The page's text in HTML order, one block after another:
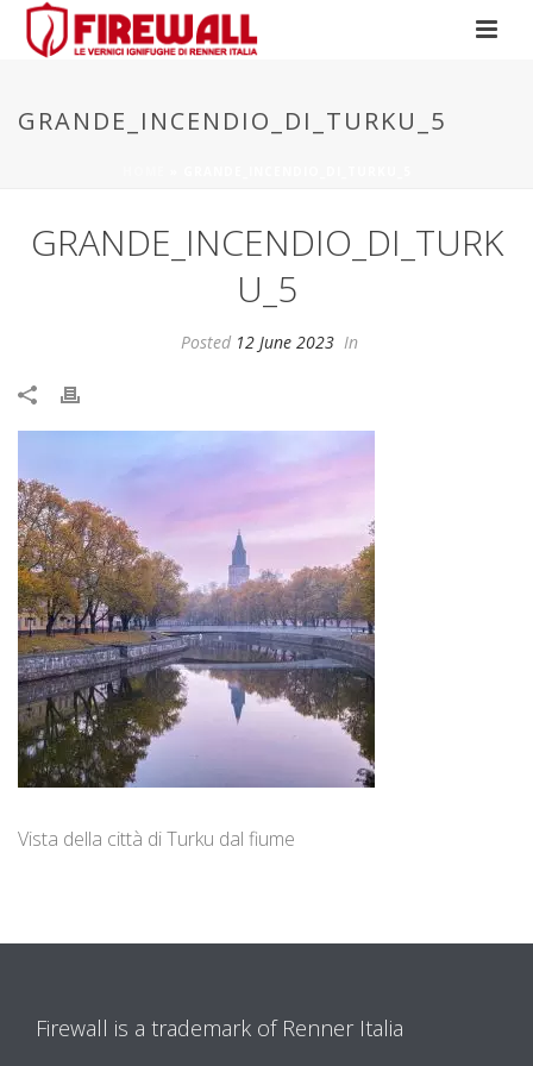
GRANDE_INCENDIO_DI_TURKU_5
GRANDE_INCENDIO_DI_TURK
U_5
Posted 12 June 2023 In
Vista della città di Turku dal fiume
Firewall is a trademark of Renner Italia